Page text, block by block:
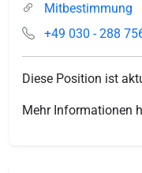
Mitbestimmung
+49 030 - 288
Diese Position ist
Mehr Informationen